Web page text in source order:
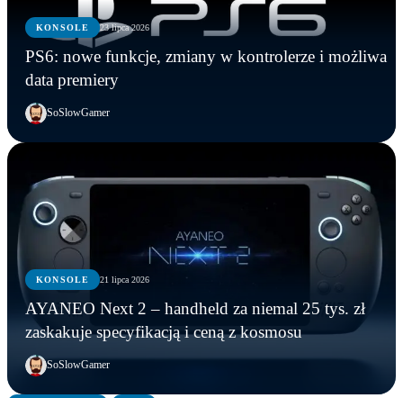
KONSOLE 23 lipca 2026
PS6: nowe funkcje, zmiany w kontrolerze i możliwa
data premiery
SoSlowGamer
KONSOLE 21 lipca 2026
AYANEO Next 2 – handheld za niemal 25 tys. zł
zaskakuje specyfikacją i ceną z kosmosu
SoSlowGamer
KONSOLE
Marvel’s Wolverine z mikrotransakcjami? Tak
wynika z oceny ESRB
KONSOLE
PS6: nowe funkcje, zmiany w kontrolerze i
możliwa data premiery
KONSOLE
AYANEO Next 2 – handheld za niemal 25 tys. zł
zaskakuje specyfikacją i ceną z kosmosu